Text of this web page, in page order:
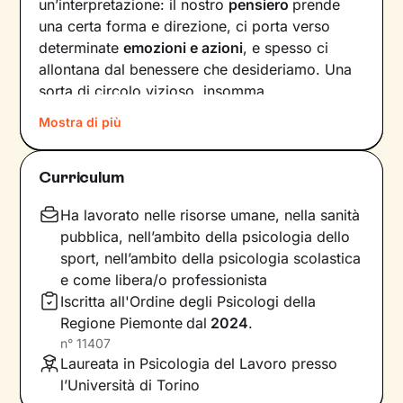
un’interpretazione: il nostro pensiero prende
una certa forma e direzione, ci porta verso
determinateemozioni e azioni, e spesso ci
allontana dal benessere che desideriamo. Una
sorta di circolo vizioso, insomma.
Si può interrompere questo circuito,
innescando uncambiamento che porti a una
maggiore serenità
comportamenti che lo generano.
Il mio compito sarà quello di accompagnarti in
questo processo, aiutandoti prima di tutto a
diventareconsapevole di tutto quello che
influenza l’interpretazione degli eventi della tua
vita. Ti insegnerò a
potenziare le tue risorse
acquisire nuove abilità e raggiungere obiettivi
specifici, attraversoesercizi e tecniche
Mostra di più
Curriculum
Ha lavorato nelle risorse umane, nella sanità
pubblica, nell’ambito della psicologia dello
sport, nell’ambito della psicologia scolastica
e come libera/o professionista
Iscritta all'Ordine degli Psicologi della
Regione Piemonte dal 2024.
n° 11407
Laureata in Psicologia del Lavoro presso
l’Università di Torino